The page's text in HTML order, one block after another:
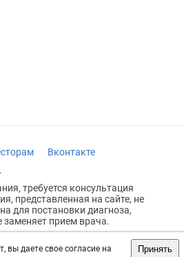
вы даете свое согласие на
Принять
Вконтакте
требуется консультация
представленная на сайте, не
для постановки диагноза,
заменяет прием врача.
18+